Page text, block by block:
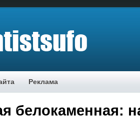
Реклама
белокаменная: